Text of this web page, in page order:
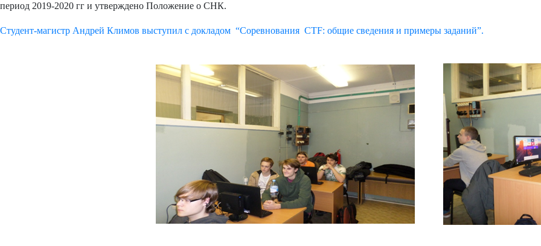
период 2019-2020 гг и утверждено Положение о СНК.
Студент-магистр Андрей Климов выступил с докладом “Соревнования CTF: общие сведения и примеры заданий”.